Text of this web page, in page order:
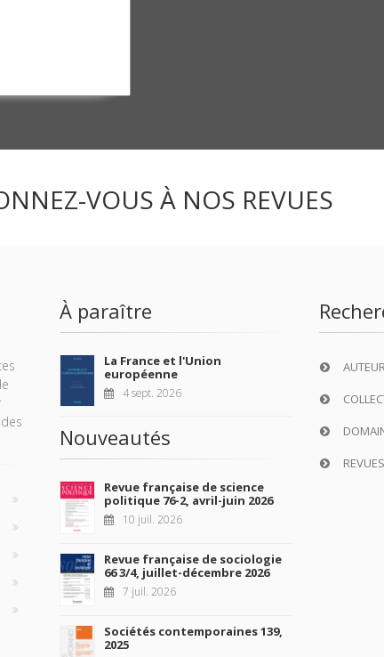
VOUS À NOS REVUES
À paraître
La France et l'Union
européenne
4 sept. 2026
Nouveautés
Revue française de science
politique 76-2, avril-juin 2026
10 juil. 2026
Revue française de sociologie
66 3/4, juillet-décembre 2026
7 juil. 2026
Sociétés contemporaines 139,
2025
REVUES